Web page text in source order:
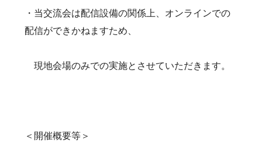
・当交流会は配信設備の関係上、オンラインでの
配信ができかねますため、
現地会場のみでの実施とさせていただきます。
＜開催概要等＞